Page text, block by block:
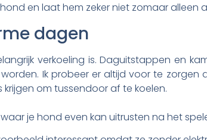
en laat hem zeker niet zomaar alleen
dagen
verkoeling is. Daguitstappen en
Ik probeer er altijd voor te zorgen
om tussendoor af te koelen.
je hond even kan uitrusten na het